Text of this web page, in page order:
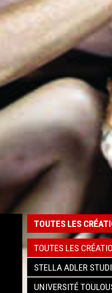
TOUTES LES
TOUTES LES
STELLA ADLER
UNIVERSITÉ